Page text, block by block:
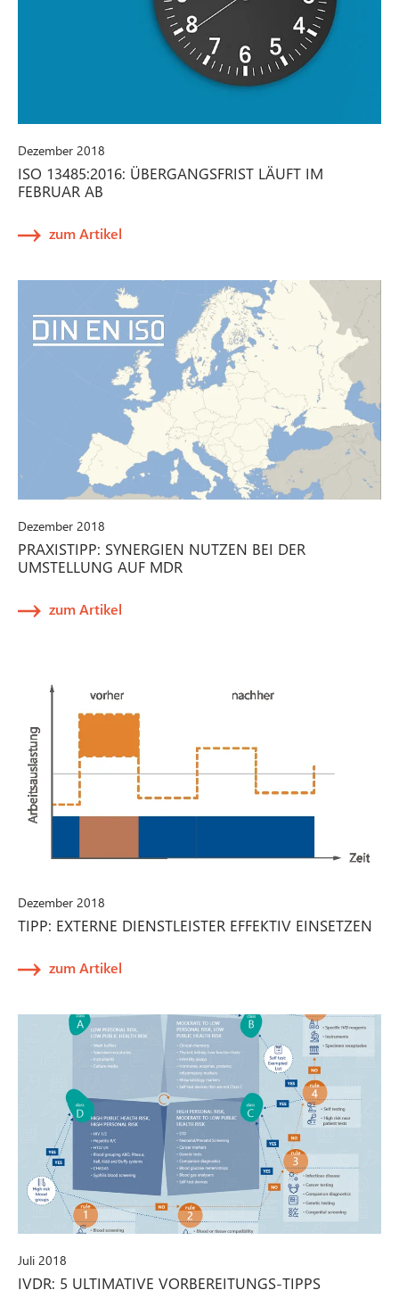
Dezember 2018
ISO 13485:2016: ÜBERGANGSFRIST LÄUFT IM
FEBRUAR AB
zum Artikel
Dezember 2018
PRAXISTIPP: SYNERGIEN NUTZEN BEI DER
UMSTELLUNG AUF MDR
zum Artikel
Dezember 2018
TIPP: EXTERNE DIENSTLEISTER EFFEKTIV EINSETZEN
zum Artikel
Juli 2018
IVDR: 5 ULTIMATIVE VORBEREITUNGS-TIPPS